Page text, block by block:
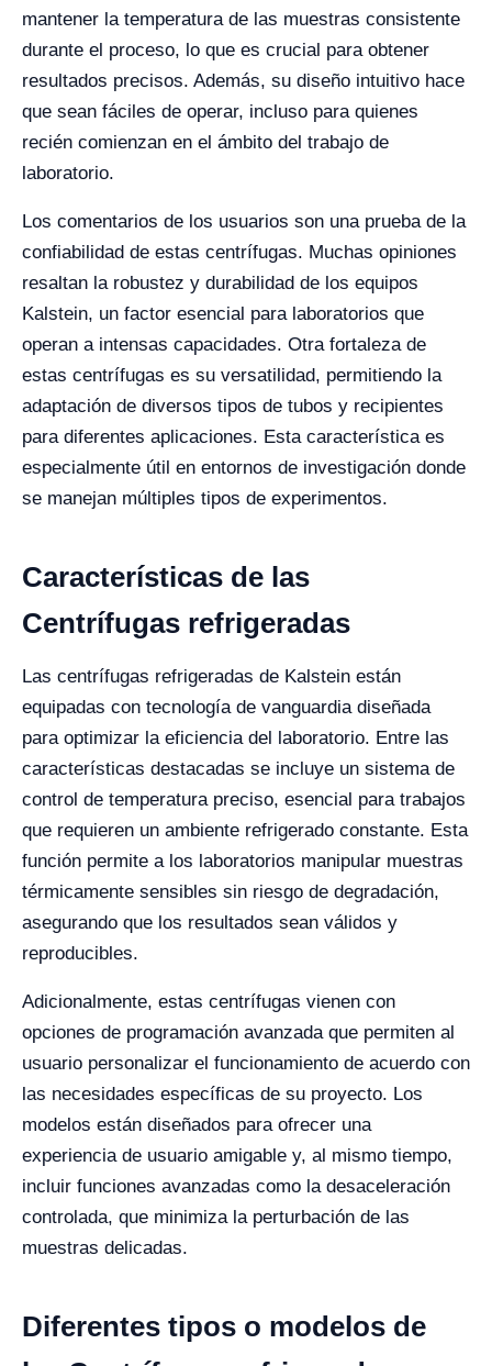
mantener la temperatura de las muestras consistente
durante el proceso, lo que es crucial para obtener
resultados precisos. Además, su diseño intuitivo hace
que sean fáciles de operar, incluso para quienes
recién comienzan en el ámbito del trabajo de
laboratorio.
Los comentarios de los usuarios son una prueba de la
confiabilidad de estas centrífugas. Muchas opiniones
resaltan la robustez y durabilidad de los equipos
Kalstein, un factor esencial para laboratorios que
operan a intensas capacidades. Otra fortaleza de
estas centrífugas es su versatilidad, permitiendo la
adaptación de diversos tipos de tubos y recipientes
para diferentes aplicaciones. Esta característica es
especialmente útil en entornos de investigación donde
se manejan múltiples tipos de experimentos.
Características de las
Centrífugas refrigeradas
Las centrífugas refrigeradas de Kalstein están
equipadas con tecnología de vanguardia diseñada
para optimizar la eficiencia del laboratorio. Entre las
características destacadas se incluye un sistema de
control de temperatura preciso, esencial para trabajos
que requieren un ambiente refrigerado constante. Esta
función permite a los laboratorios manipular muestras
térmicamente sensibles sin riesgo de degradación,
asegurando que los resultados sean válidos y
reproducibles.
Adicionalmente, estas centrífugas vienen con
opciones de programación avanzada que permiten al
usuario personalizar el funcionamiento de acuerdo con
las necesidades específicas de su proyecto. Los
modelos están diseñados para ofrecer una
experiencia de usuario amigable y, al mismo tiempo,
incluir funciones avanzadas como la desaceleración
controlada, que minimiza la perturbación de las
muestras delicadas.
Diferentes tipos o modelos de